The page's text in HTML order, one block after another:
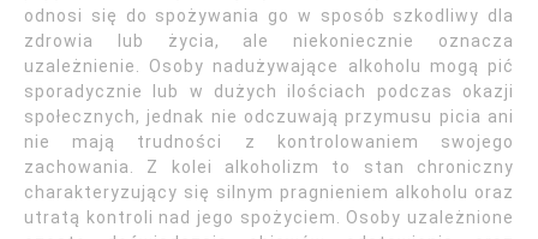
odnosi się do spożywania go w sposób szkodliwy dla
zdrowia lub życia, ale niekoniecznie oznacza
uzależnienie. Osoby nadużywające alkoholu mogą pić
sporadycznie lub w dużych ilościach podczas okazji
społecznych, jednak nie odczuwają przymusu picia ani
nie mają trudności z kontrolowaniem swojego
zachowania. Z kolei alkoholizm to stan chroniczny
charakteryzujący się silnym pragnieniem alkoholu oraz
utratą kontroli nad jego spożyciem. Osoby uzależnione